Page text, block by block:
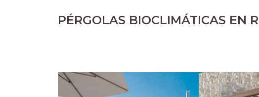
PÉRGOLAS BIOCLIMÁTICAS EN